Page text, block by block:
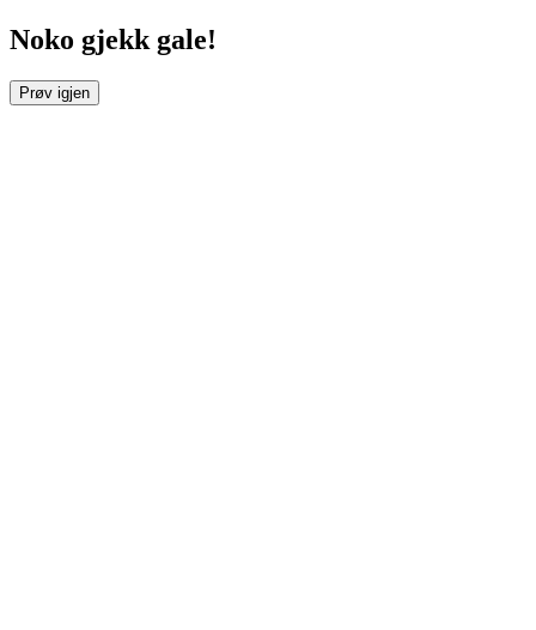
Noko gjekk gale!
Prøv igjen